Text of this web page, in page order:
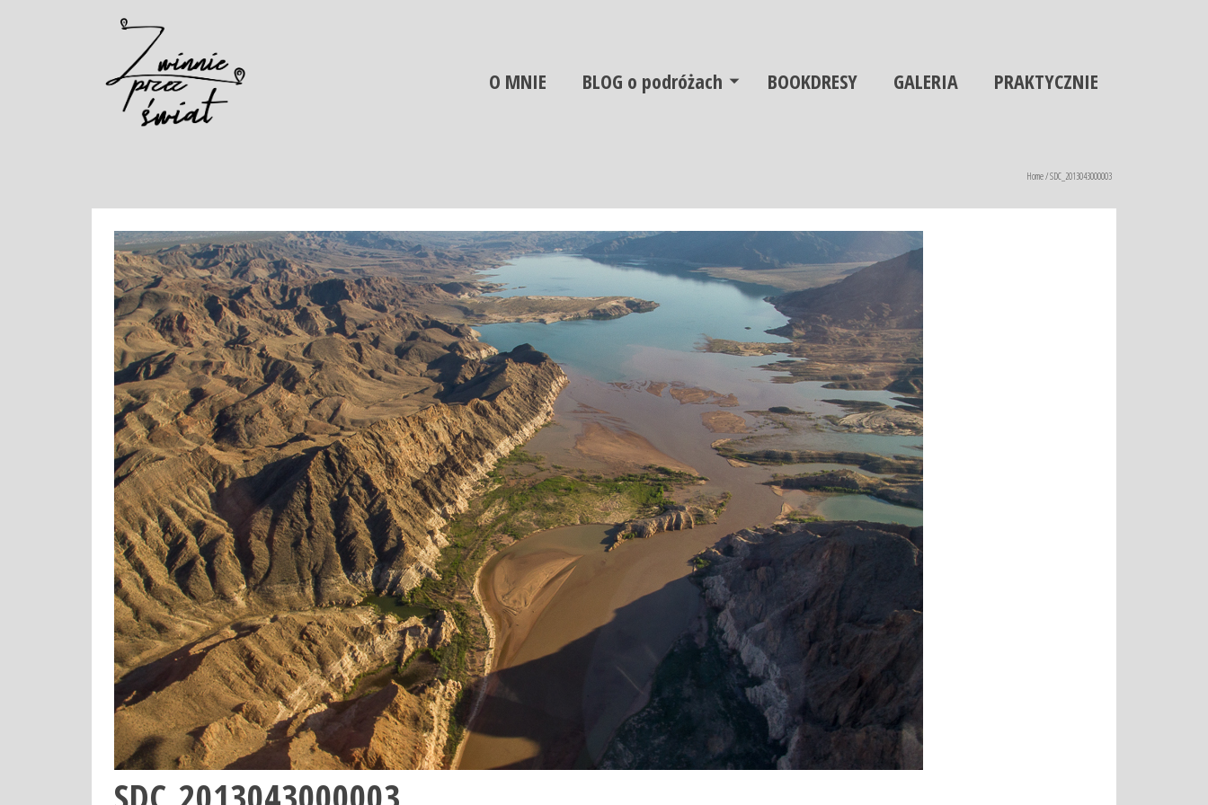
O MNIE BLOG o podróżach BOOKDRESY GALERIA PRAKTYCZNIE
Home/SDC_2013043000003